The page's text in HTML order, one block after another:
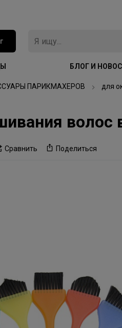
БЛОГ И
ПАРИКМАХЕРОВ для
волос
Сравнить Поделиться